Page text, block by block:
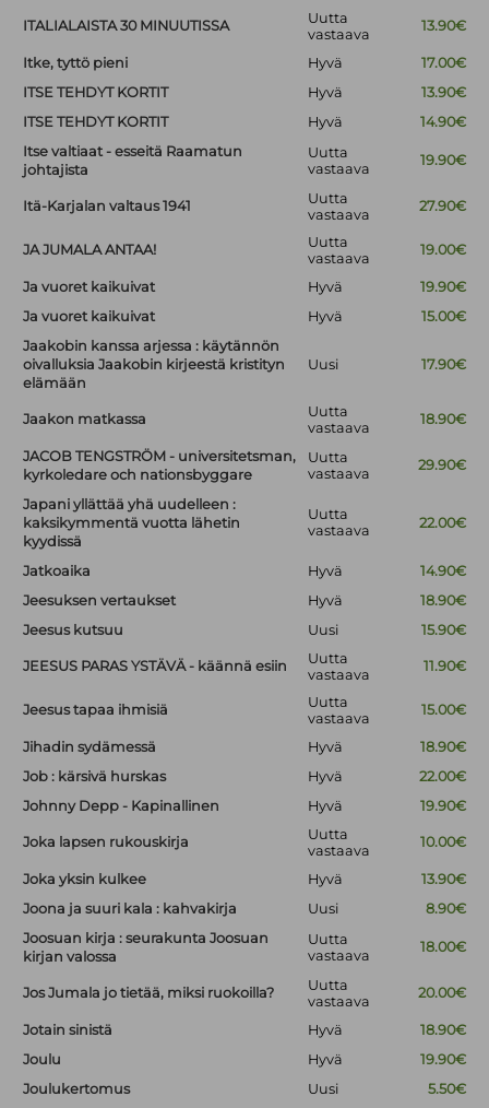
ITALIALAISTA 30 MINUUTISSA
Uutta
vastaava
13.90€
Itke, tyttö pieni Hyvä
17.00€
ITSE TEHDYT KORTIT
Hyvä
13.90€
ITSE TEHDYT KORTIT
Hyvä
14.90€
Itse valtiaat - esseitä Raamatun
johtajista
Uutta
vastaava
19.90€
Itä-Karjalan valtaus 1941
Uutta
vastaava
27.90€
JA JUMALA ANTAA!
Uutta
vastaava
19.00€
Ja vuoret kaikuivat Hyvä
19.90€
Ja vuoret kaikuivat
Hyvä
15.00€
Jaakobin kanssa arjessa : käytännön
oivalluksia Jaakobin kirjeestä kristityn
elämään
Uusi 17.90€
Jaakon matkassa
Uutta
vastaava
18.90€
JACOB TENGSTRÖM - universitetsman,
kyrkoledare och nationsbyggare
Uutta
vastaava
29.90€
Japani yllättää yhä uudelleen :
kaksikymmentä vuotta lähetin
kyydissä
Uutta
vastaava
22.00€
Jatkoaika Hyvä
14.90€
Jeesuksen vertaukset
Hyvä
18.90€
Jeesus kutsuu
Uusi 15.90€
JEESUS PARAS YSTÄVÄ - käännä esiin
Uutta
vastaava
11.90€
Jeesus tapaa ihmisiä
Uutta
vastaava
15.00€
Jihadin sydämessä Hyvä
18.90€
Job : kärsivä hurskas
Hyvä
22.00€
Johnny Depp - Kapinallinen
Hyvä 19.90€
Joka lapsen rukouskirja
Uutta
vastaava
10.00€
Joka yksin kulkee Hyvä
13.90€
Joona ja suuri kala : kahvakirja
Uusi
8.90€
Joosuan kirja : seurakunta Joosuan
kirjan valossa
Uutta
vastaava
18.00€
Jos Jumala jo tietää, miksi ruokoilla?
Uutta
vastaava
20.00€
Jotain sinistä Hyvä
18.90€
Joulu
Hyvä
19.90€
Joulukertomus
Uusi 5.50€